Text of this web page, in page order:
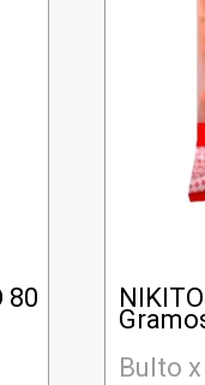
80
Bulto